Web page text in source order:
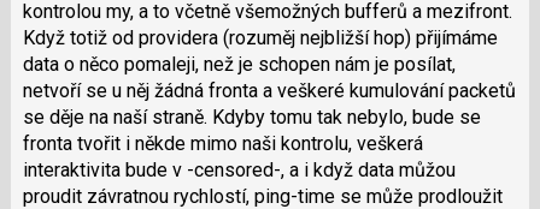
kontrolou my, a to včetně všemožných bufferů a mezifront.
Když totiž od providera (rozuměj nejbližší hop) přijímáme
data o něco pomaleji, než je schopen nám je posílat,
netvoří se u něj žádná fronta a veškeré kumulování packetů
se děje na naší straně. Kdyby tomu tak nebylo, bude se
fronta tvořit i někde mimo naši kontrolu, veškerá
interaktivita bude v -censored-, a i když data můžou
proudit závratnou rychlostí, ping-time se může prodloužit